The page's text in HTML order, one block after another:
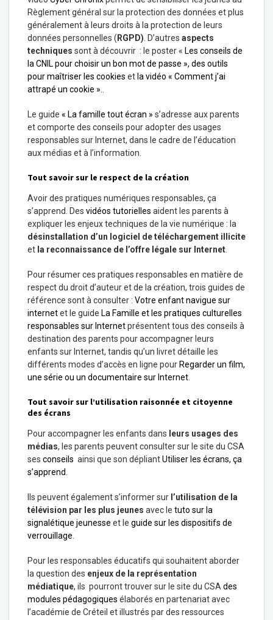
Règlement général sur la protection des données et plus
généralement à leurs droits à la protection de leurs
données personnelles (RGPD) . D’autres aspects
techniques sont à découvrir : le poster « Les conseils de
la CNIL pour choisir un bon mot de passe », des outils
pour maîtriser les cookies etla vidéo « Comment j’ai
attrapé un cookie »
Le guide « La famille tout écran » s’adresse aux parents
et comporte des conseils pour adopter des usages
responsables sur Internet, dans le cadre de l’éducation
aux médias et à l’information.
Tout savoir sur le respect de la création
Avoir des pratiques numériques responsables, ça
s’apprend. Des vidéos tutorielles aident les parents à
expliquer les enjeux techniques de la vie numérique : la
désinstallation d’un logiciel de téléchargement illicite
et la reconnaissance de l’offre légale sur Internet
Pour résumer ces pratiques responsables en matière de
respect du droit d’auteur et de la création, trois guides de
référence sont à consulter : Votre enfant navigue sur
internetet le guide La Famille et les pratiques culturelles
responsables sur Internetprésentent tous des conseils à
destination des parents pour accompagner leurs
enfants sur Internet, tandis qu’un livret détaille les
différents modes d’accès en ligne pourRegarder un film,
une série ou un documentaire sur Internet
Tout savoir sur l’utilisation raisonnée et citoyenne
des écrans
Pour accompagner les enfants dans leurs usages des
médias, les parents peuvent consulter sur le site du CSA
ses conseils ainsi que son dépliantUtiliser les écrans, ça
s’apprend
Ils peuvent également s’informer sur l’utilisation de la
télévision par les plus jeunes avec le tuto sur la
signalétique jeunesse et le guide sur les dispositifs de
verrouillage
Pour les responsables éducatifs qui souhaitent aborder
la question des enjeux de la représentation
médiatique, ils pourront trouver sur le site du CSA des
modules pédagogiques élaborés en partenariat avec
l’académie de Créteil et illustrés par des ressources